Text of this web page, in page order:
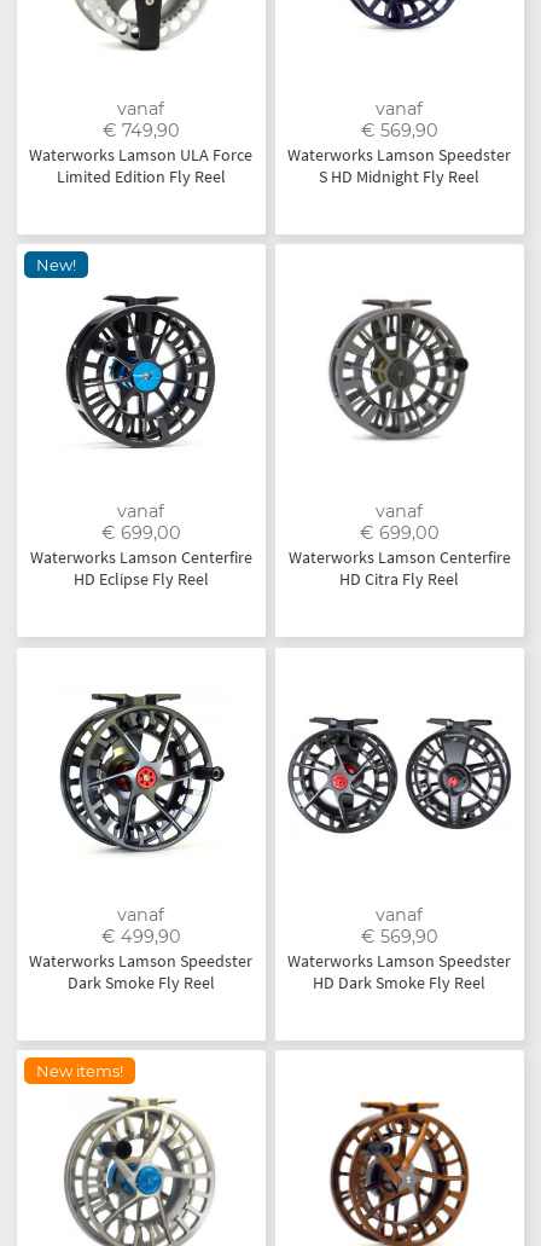
vanaf
€ 749,90
Waterworks Lamson ULA Force
Limited Edition Fly Reel
vanaf
€ 569,90
Waterworks Lamson Speedster
S HD Midnight Fly Reel
New!
vanaf
€ 699,00
Waterworks Lamson Centerfire
HD Eclipse Fly Reel
vanaf
€ 699,00
Waterworks Lamson Centerfire
HD Citra Fly Reel
vanaf
€ 499,90
Waterworks Lamson Speedster
Dark Smoke Fly Reel
vanaf
€ 569,90
Waterworks Lamson Speedster
HD Dark Smoke Fly Reel
New items!